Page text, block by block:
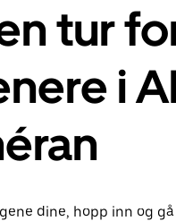
tur
i
dine, hopp inn og